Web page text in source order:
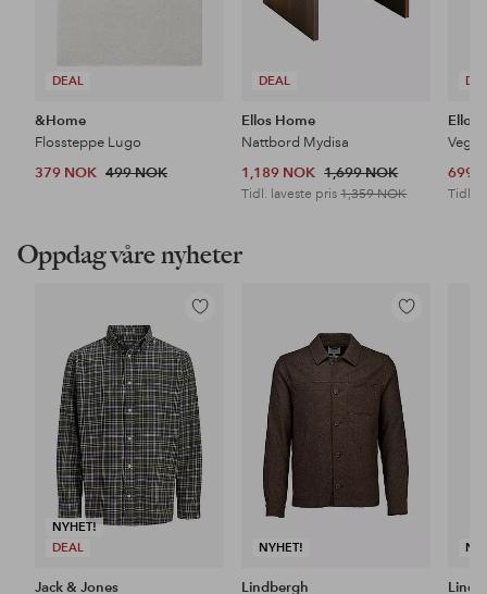
DEAL
&Home
Flossteppe Lugo
379 NOK 499 NOK
DEAL
Ellos Home
Nattbord Mydisa
1,189 NOK 1,699 NOK
Tidl. laveste pris1,359 NOK
Ellos
699
Tidl.
Oppdag våre nyheter
NYHET!
DEAL
Legg
favoritter
Jack & Jones
NYHET!
Legg
favoritter
Lindbergh